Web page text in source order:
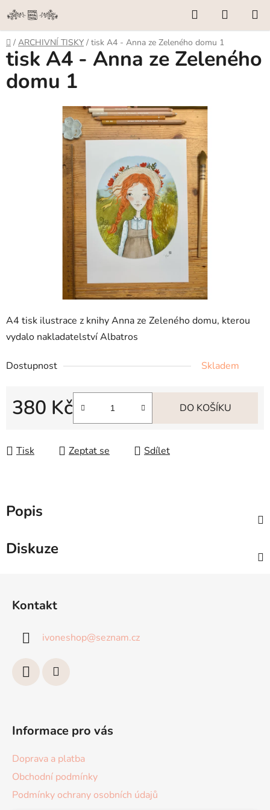
Přejít
na
obsah
Hledat
KOŠÍK
Domů
/ ARCHIVNÍ TISKY / tisk A4 - Anna ze Zeleného domu 1
A4 tisk ilustrace z knihy Anna ze Zeleného domu, kterou
vydalo nakladatelství Albatros
Dostupnost Skladem
380 Kč DO KOŠÍKU
Tisk Zeptat se Sdílet
tisk A4 - Anna ze Zeleného
domu 1
Popis
Diskuze
Kontakt
ivoneshop@seznam.cz
Informace pro vás
Doprava a platba
Obchodní podmínky
Podmínky ochrany osobních údajů